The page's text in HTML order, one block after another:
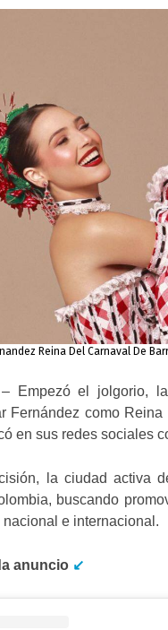
Reina Del Carnaval De
– Empezó el jolgorio,
Fernández como
en sus redes sociales
la ciudad activa
buscando
e internacional.
anuncio ↙️